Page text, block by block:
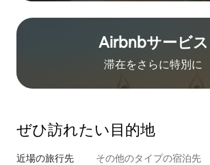
Airbnb⁠サ⁠ー⁠ビ⁠ス
滞在をさ⁠ら⁠に特⁠別⁠に
ぜひ訪⁠れ⁠た⁠い目⁠的⁠地
近場の旅行先 その他のタ⁠イ⁠プ⁠の宿⁠泊⁠先